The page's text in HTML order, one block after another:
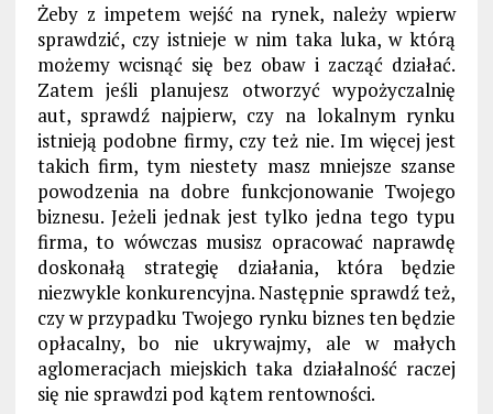
Żeby z impetem wejść na rynek, należy wpierw
sprawdzić, czy istnieje w nim taka luka, w którą
możemy wcisnąć się bez obaw i zacząć działać.
Zatem jeśli planujesz otworzyć wypożyczalnię
aut, sprawdź najpierw, czy na lokalnym rynku
istnieją podobne firmy, czy też nie. Im więcej jest
takich firm, tym niestety masz mniejsze szanse
powodzenia na dobre funkcjonowanie Twojego
biznesu. Jeżeli jednak jest tylko jedna tego typu
firma, to wówczas musisz opracować naprawdę
doskonałą strategię działania, która będzie
niezwykle konkurencyjna. Następnie sprawdź też,
czy w przypadku Twojego rynku biznes ten będzie
opłacalny, bo nie ukrywajmy, ale w małych
aglomeracjach miejskich taka działalność raczej
się nie sprawdzi pod kątem rentowności.